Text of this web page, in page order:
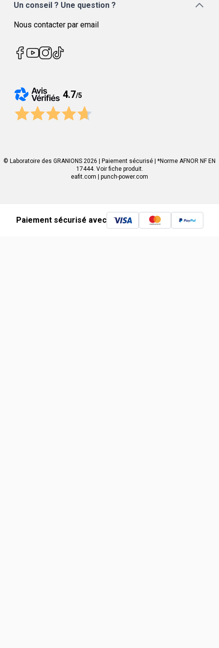
Un conseil ? Une question ?
Nous contacter par email
4.7/5
© Laboratoire des GRANIONS 2026 | Paiement sécurisé | *Norme AFNOR NF EN
17444. Voir fiche produit.
eafit.com
punch-power.com
Paiement sécurisé avec